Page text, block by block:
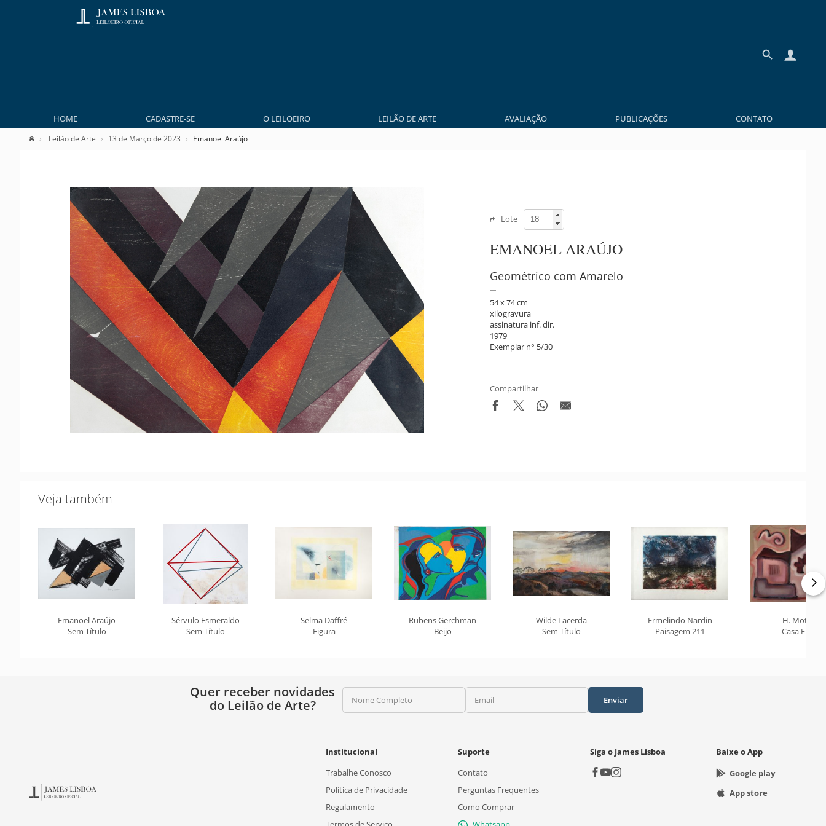
HOME CADASTRE-SE O LEILOEIRO LEILÃO DE ARTE AVALIAÇÃO PUBLICAÇÕES CONTATO
Leilão de Arte 13 de Março de 2023 Emanoel Araújo
Lote
EMANOEL ARAÚJO
Geométrico com Amarelo
54 x 74 cm
xilogravura
assinatura inf. dir.
1979
Exemplar n° 5/30
Compartilhar
Veja também
Emanoel Araújo
Sem Título
Sérvulo Esmeraldo
Sem Título
Selma Daffré
Figura
Rubens Gerchman
Beijo
Wilde Lacerda
Sem Título
Ermelindo Nardin
Paisagem 211
H. Motta
Casa Flor
Quer receber novidades
do Leilão de Arte?
Nome Completo Email Enviar
Institucional
Trabalhe Conosco
Política de Privacidade
Regulamento
Suporte
Contato
Perguntas Frequentes
Como Comprar
Siga o James Lisboa
Baixe o App
Google play
App store